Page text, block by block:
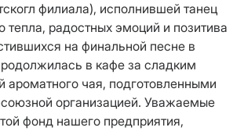
филиала), исполнившей танец
тепла, радостных эмоций и позитива
на финальной песне в
в кафе за сладким
ароматного чая, подготовленными
организацией. Уважаемые
фонд нашего предприятия,